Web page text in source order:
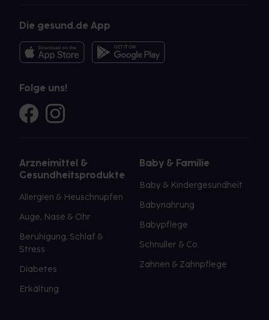
Die gesund.de App
Folge uns!
Arzneimittel &
Gesundheitsprodukte
Allergien & Heuschnupfen
Auge, Nase & Ohr
Beruhigung, Schlaf &
Stress
Diabetes
Erkältung
Baby & Familie
Baby & Kindergesundheit
Babynahrung
Babypflege
Schnuller & Co.
Zahnen & Zahnpflege